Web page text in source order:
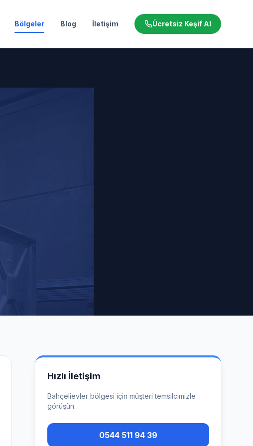
Bölgeler Blog İletişim Ücretsiz Keşif Al
Hızlı İletişim
Bahçelievlerbölgesi için müşteri temsilcimizle
görüşün.
0544 511 94 39